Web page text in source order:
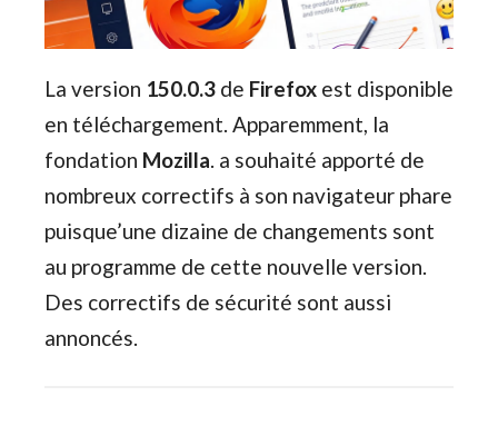
La version 150.0.3 de Firefox est disponible
en téléchargement. Apparemment, la
fondation Mozilla. a souhaité apporté de
nombreux correctifs à son navigateur phare
puisque’une dizaine de changements sont
au programme de cette nouvelle version.
Des correctifs de sécurité sont aussi
annoncés.